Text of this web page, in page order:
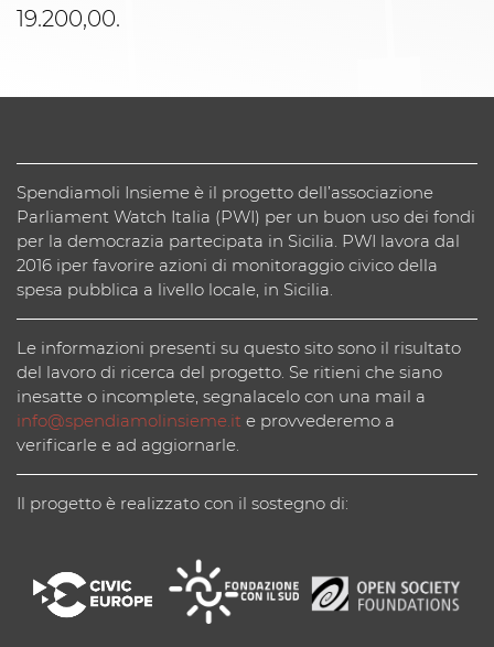
19.200,00.
Spendiamoli Insieme è il progetto dell’associazione
Parliament Watch Italia (PWI) per un buon uso dei fondi
per la democrazia partecipata in Sicilia. PWI lavora dal
2016 iper favorire azioni di monitoraggio civico della
spesa pubblica a livello locale, in Sicilia.
Le informazioni presenti su questo sito sono il risultato
del lavoro di ricerca del progetto. Se ritieni che siano
inesatte o incomplete, segnalacelo con una mail a
info@spendiamolinsieme.it e provvederemo a
verificarle e ad aggiornarle.
Il progetto è realizzato con il sostegno di: